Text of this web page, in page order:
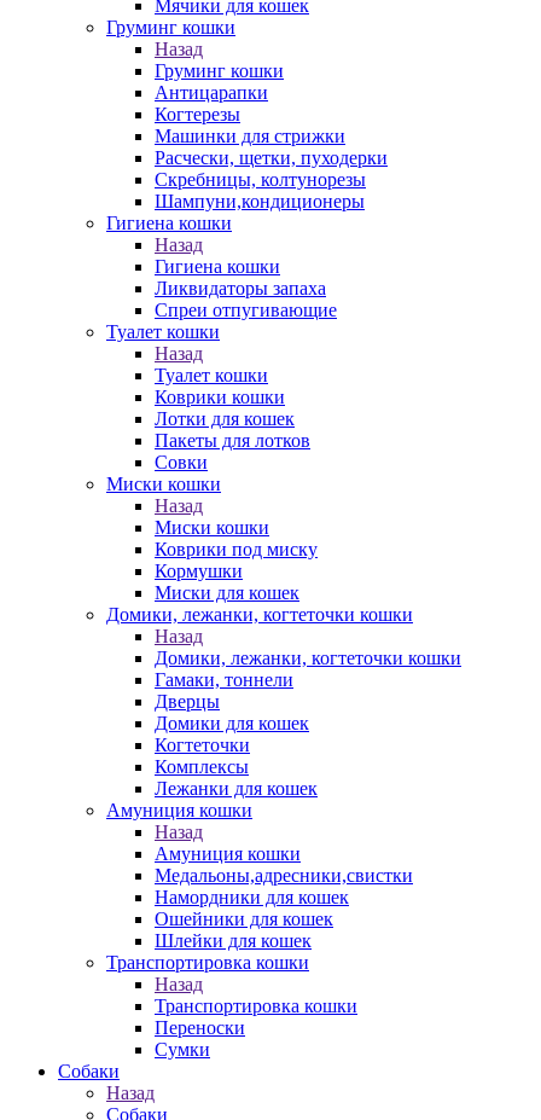
Мячики для кошек
Груминг кошки
Назад
Груминг кошки
Антицарапки
Когтерезы
Машинки для стрижки
Расчески, щетки, пуходерки
Скребницы, колтунорезы
Шампуни,кондиционеры
Гигиена кошки
Назад
Гигиена кошки
Ликвидаторы запаха
Спреи отпугивающие
Туалет кошки
Назад
Туалет кошки
Коврики кошки
Лотки для кошек
Пакеты для лотков
Совки
Миски кошки
Назад
Миски кошки
Коврики под миску
Кормушки
Миски для кошек
Домики, лежанки, когтеточки кошки
Назад
Домики, лежанки, когтеточки кошки
Гамаки, тоннели
Дверцы
Домики для кошек
Когтеточки
Комплексы
Лежанки для кошек
Амуниция кошки
Назад
Амуниция кошки
Медальоны,адресники,свистки
Намордники для кошек
Ошейники для кошек
Шлейки для кошек
Транспортировка кошки
Назад
Транспортировка кошки
Переноски
Сумки
Собаки
Назад
Собаки